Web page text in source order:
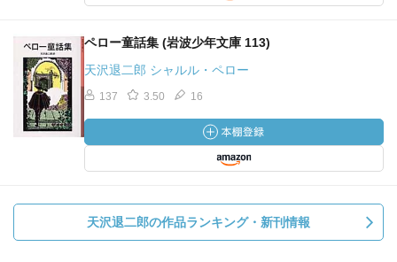
ペロー童話集 (岩波少年文庫 113)
天沢退二郎 シャルル・ペロー
137 3.50 16
天沢退二郎の作品ランキング・新刊情報